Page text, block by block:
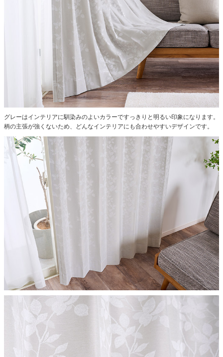
グレーはインテリアに馴染みのよいカラーですっきりと明るい印象になります。
柄の主張が強くないため、どんなインテリアにも合わせやすいデザインです。